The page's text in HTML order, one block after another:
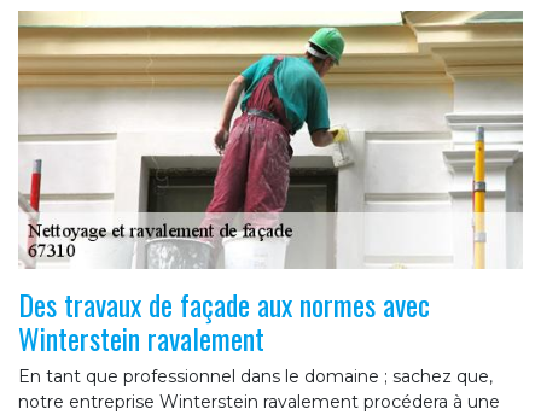
Des travaux de façade aux normes avec
Winterstein ravalement
En tant que professionnel dans le domaine ; sachez que,
notre entreprise Winterstein ravalement procédera à une